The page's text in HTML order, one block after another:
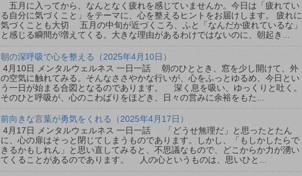
五月に入ってから、なんとなく疲れを感じていませんか。今日は「疲れてい
る自分に気づくこと」をテーマに、心を整えるヒントをお届けします。 疲れに
気づくことも大切 五月の中旬が近づくころ、ふと「なんだか疲れているな」
と感じる瞬間が増えてくる。大きな理由があるわけではないのに、朝起き...
朝の深呼吸で心を整える（2025年4月10日）
4月10日 メンタルウェルネス 一日一話 朝のひととき、窓を少し開けて、外
の空気に触れてみる。そんなささやかな行いが、心をふっとゆるめ、今日とい
う一日が始まる合図となるのであります。 深く息を吸い、ゆっくりと吐く。
そのひと呼吸が、心のこわばりをほどき、日々の営みに余裕をもた...
前向きな言葉が勇気をくれる（2025年4月17日）
4月17日 メンタルウェルネス 一日一話 「どうせ無理だ」と思ったとたん
に、心の扉はそっと閉じてしまうものであります。しかし、「もしかしたらで
きるかもしれん」と思い直してみると、不思議なもので、どこからか力が湧い
てくることがあるのであります。 人の心というものは、思いひと...